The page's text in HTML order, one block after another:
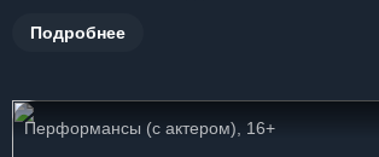
Подробнее
Перформансы (с актером), 16+